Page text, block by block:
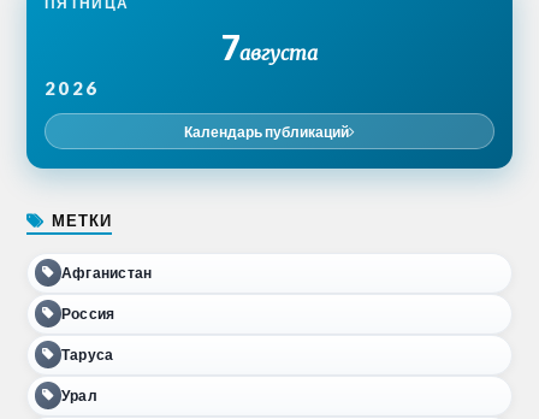
7августа
2026
Календарь публикаций
МЕТКИ
Афганистан
Россия
Таруса
Урал